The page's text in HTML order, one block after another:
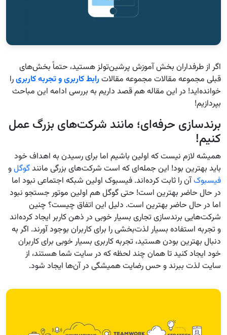
اگر از طرفداران بخش آموزش پرشین‌تولز هستید، حتماً بخش‌های
قبلی مجموعه مقالات مجموعه مقالاترابط کاربری و تجربه کاربریرا
خوانده‌اید! در این مقاله هم قصد داریم به بررسی ادامه این مباحث
بپردازیم!
برندسازی حرفه‌ای؛ مانند شرکت‌های بزرگ عمل
کنیم!
همیشه لازم نیست که اولین باشیم اما برای رسیدن به اهداف خود
باید بهترین بود! این جمله‌ای که است شرکت‌های بزرگی مانندگوگلو
فیسبوکآن را ثابت کرده‌اند. فیسبوک اولین شبکه اجتماعی نبود اما
در حال حاضر بهترین است! حتی گوگل هم اولین موتور جستجو نبود
اما در حال حاضر بهترین است. دلیل این اتفاق چیست؟ چنین
شرکت‌هایی برندسازی تجاری بسیار خوبی در ذهن کاربر ایجاد کرده‌اند
و تجربه استفاده بسیار لذت‌بخشی را برای کاربران بوجود آورند. اگر به
دنبال بهترین بودن هستید، تجربه کاربری بسیار خوبی برای کاربران
خود ایجاد کنید تا همان چند لحظه که در سایت شما هستند، از
سایت لذت ببرند و حس رضایت همیشگی در آن‌ها ایجاد شود.